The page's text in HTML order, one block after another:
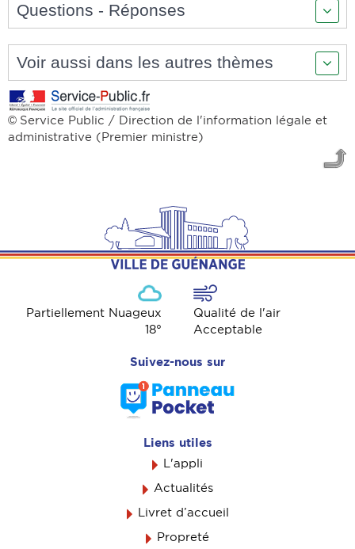
Questions - Réponses
Voir aussi dans les autres thèmes
© Service Public / Direction de l'information légale et
administrative (Premier ministre)
Partiellement Nuageux
18°
Qualité de l'air
Acceptable
Suivez-nous sur
Liens utiles
L'appli
Actualités
Livret d’accueil
Propreté